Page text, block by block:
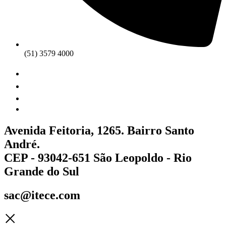
(51) 3579 4000
Avenida Feitoria, 1265. Bairro Santo
André.
CEP - 93042-651 São Leopoldo - Rio
Grande do Sul
sac@itece.com